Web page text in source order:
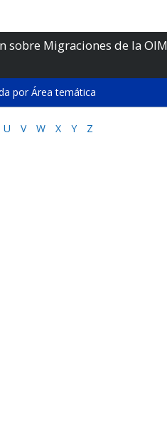
sobre Migraciones de la OIM
por Área temática
U V W X Y Z